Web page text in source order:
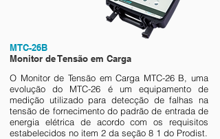
MTC-26B
Monitor de Tensão em Carga
O Monitor de Tensão em Carga MTC-26 B, uma
evolução do MTC-26 é um equipamento de
medição utilizado para detecção de falhas na
tensão de fornecimento do padrão de entrada de
energia elétrica de acordo com os requisitos
estabelecidos no item 2 da seção 8 1 do Prodist.